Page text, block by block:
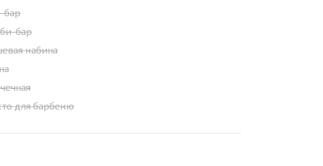
бар
бар
кабина
для барбекю